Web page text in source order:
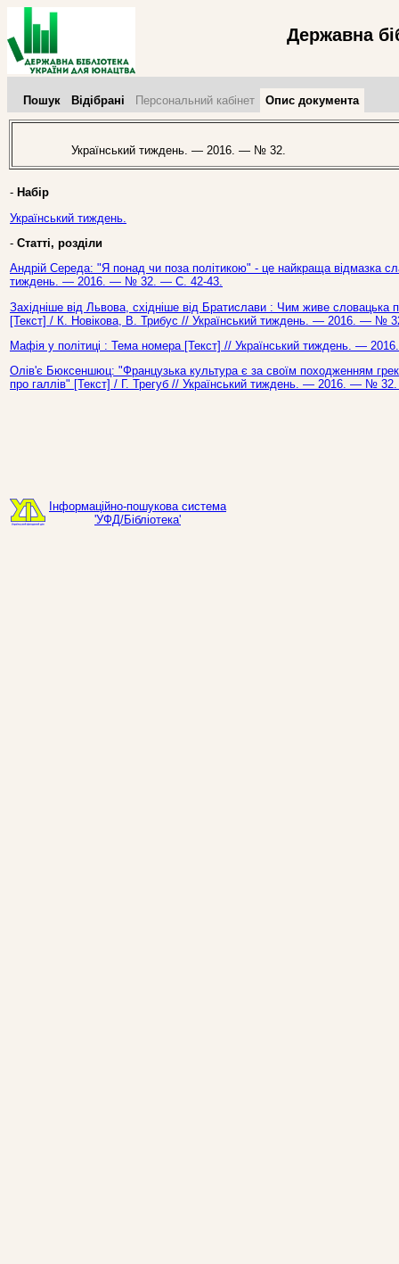
Державна
Пошук Відібрані Персональний кабінет Опис документа
Український тиждень. — 2016. — № 32.
- Набір
Український тиждень.
- Статті, розділи
Андрій Середа: "Я понад чи поза політикою" - це найкраща відмазка
тиждень. — 2016. — № 32. — С. 42-43.
Західніше від Львова, східніше від Братислави : Чим живе словацька
[Текст] / К. Новікова, В. Трибус // Український тиждень. — 2016. — №
Мафія у політиці : Тема номера [Текст] // Український тиждень. —
Олів'є Бюксеншюц: "Французька культура є за своїм походженням
про галлів" [Текст] / Г. Трегуб // Український тиждень. — 2016. — №
Інформаційно-пошукова система
'УФД/Бібліотека'